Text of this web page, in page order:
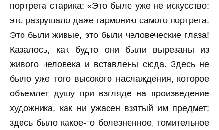
портрета старика: «Это было уже не искусство:
это разрушало даже гармонию самого портрета.
Это были живые, это были человеческие глаза!
Казалось, как будто они были вырезаны из
живого человека и вставлены сюда. Здесь не
было уже того высокого наслаждения, которое
объемлет душу при взгляде на произведение
художника, как ни ужасен взятый им предмет;
здесь было какое-то болезненное, томительное